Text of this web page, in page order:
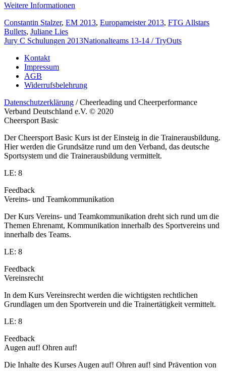
Weitere Informationen
Constantin Stalzer, EM 2013, Europameister 2013, FTG Allstars
Bullets, Juliane Lies
Jury C Schulungen 2013Nationalteams 13-14 / TryOuts
Kontakt
Impressum
AGB
Widerrufsbelehrung
Datenschutzerklärung / Cheerleading und Cheerperformance
Verband Deutschland e.V. © 2020
Cheersport Basic
Der Cheersport Basic Kurs ist der Einsteig in die Trainerausbildung.
Hier werden die Grundsätze rund um den Verband, das deutsche
Sportsystem und die Trainerausbildung vermittelt.
LE: 8
Feedback
Vereins- und Teamkommunikation
Der Kurs Vereins- und Teamkommunikation dreht sich rund um die
Themen Ehrenamt, Kommunikation innerhalb des Sportvereins und
innerhalb des Teams.
LE: 8
Feedback
Vereinsrecht
In dem Kurs Vereinsrecht werden die wichtigsten rechtlichen
Grundlagen um den Sportverein und die Trainertätigkeit vermittelt.
LE: 8
Feedback
Augen auf! Ohren auf!
Die Inhalte des Kurses Augen auf! Ohren auf! sind Prävention von